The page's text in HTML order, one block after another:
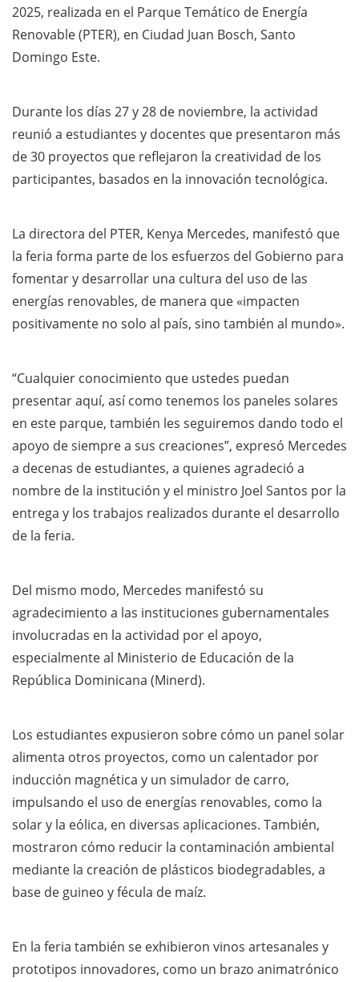
2025, realizada en el Parque Temático de Energía
Renovable (PTER), en Ciudad Juan Bosch, Santo
Domingo Este.
Durante los días 27 y 28 de noviembre, la actividad
reunió a estudiantes y docentes que presentaron más
de 30 proyectos que reflejaron la creatividad de los
participantes, basados en la innovación tecnológica.
La directora del PTER, Kenya Mercedes, manifestó que
la feria forma parte de los esfuerzos del Gobierno para
fomentar y desarrollar una cultura del uso de las
energías renovables, de manera que «impacten
positivamente no solo al país, sino también al mundo».
“Cualquier conocimiento que ustedes puedan
presentar aquí, así como tenemos los paneles solares
en este parque, también les seguiremos dando todo el
apoyo de siempre a sus creaciones”, expresó Mercedes
a decenas de estudiantes, a quienes agradeció a
nombre de la institución y el ministro Joel Santos por la
entrega y los trabajos realizados durante el desarrollo
de la feria.
Del mismo modo, Mercedes manifestó su
agradecimiento a las instituciones gubernamentales
involucradas en la actividad por el apoyo,
especialmente al Ministerio de Educación de la
República Dominicana (Minerd).
Los estudiantes expusieron sobre cómo un panel solar
alimenta otros proyectos, como un calentador por
inducción magnética y un simulador de carro,
impulsando el uso de energías renovables, como la
solar y la eólica, en diversas aplicaciones. También,
mostraron cómo reducir la contaminación ambiental
mediante la creación de plásticos biodegradables, a
base de guineo y fécula de maíz.
En la feria también se exhibieron vinos artesanales y
prototipos innovadores, como un brazo animatrónico